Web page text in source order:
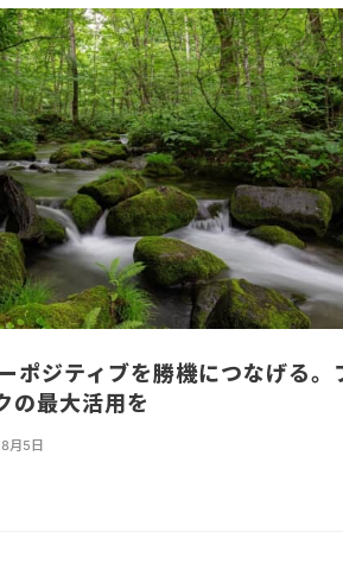
ポジティブを勝機につなげる。
の最大活用を
月5日